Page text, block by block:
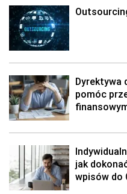
Dyrektywa
pomóc
jak
wpisów do